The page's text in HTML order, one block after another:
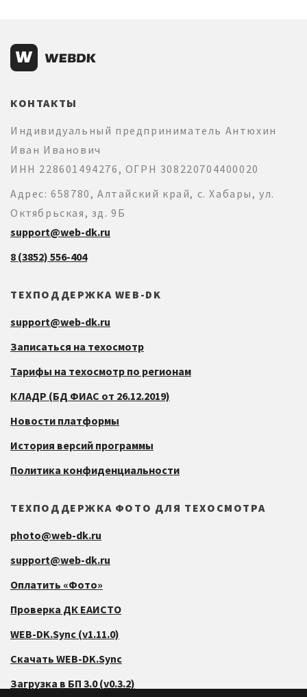
КОНТАКТЫ
Индивидуальный предприниматель Антюхин
Иван Иванович
ИНН 228601494276, ОГРН 308220704400020
Адрес: 658780, Алтайский край, с. Хабары, ул.
Октябрьская, зд. 9Б
support@web-dk.ru
8 (3852) 556-404
ТЕХПОДДЕРЖКА WEB-DK
support@web-dk.ru
Записаться на техосмотр
Тарифы на техосмотр по регионам
КЛАДР (БД ФИАС от 26.12.2019)
Новости платформы
История версий программы
Политика конфиденциальности
ТЕХПОДДЕРЖКА ФОТО ДЛЯ ТЕХОСМОТРА
photo@web-dk.ru
support@web-dk.ru
Оплатить «Фото»
Проверка ДК ЕАИСТО
WEB-DK.Sync (v1.11.0)
Скачать WEB-DK.Sync
Загрузка в БП 3.0 (v0.3.2)